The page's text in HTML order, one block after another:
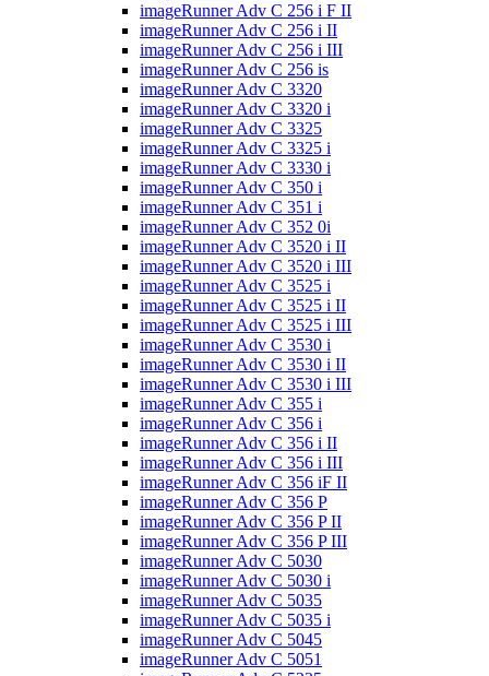
imageRunner Adv C 256 i F II
imageRunner Adv C 256 i II
imageRunner Adv C 256 i III
imageRunner Adv C 256 is
imageRunner Adv C 3320
imageRunner Adv C 3320 i
imageRunner Adv C 3325
imageRunner Adv C 3325 i
imageRunner Adv C 3330 i
imageRunner Adv C 350 i
imageRunner Adv C 351 i
imageRunner Adv C 352 0i
imageRunner Adv C 3520 i II
imageRunner Adv C 3520 i III
imageRunner Adv C 3525 i
imageRunner Adv C 3525 i II
imageRunner Adv C 3525 i III
imageRunner Adv C 3530 i
imageRunner Adv C 3530 i II
imageRunner Adv C 3530 i III
imageRunner Adv C 355 i
imageRunner Adv C 356 i
imageRunner Adv C 356 i II
imageRunner Adv C 356 i III
imageRunner Adv C 356 iF II
imageRunner Adv C 356 P
imageRunner Adv C 356 P II
imageRunner Adv C 356 P III
imageRunner Adv C 5030
imageRunner Adv C 5030 i
imageRunner Adv C 5035
imageRunner Adv C 5035 i
imageRunner Adv C 5045
imageRunner Adv C 5051